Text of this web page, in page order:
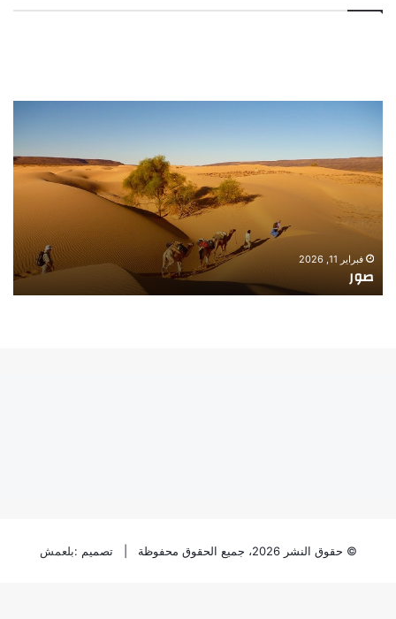
فبراير 11, 2026
صورة ـ الصيد
© حقوق النشر 2026، جميع الحقوق محفوظة | تصميم : بلعمش